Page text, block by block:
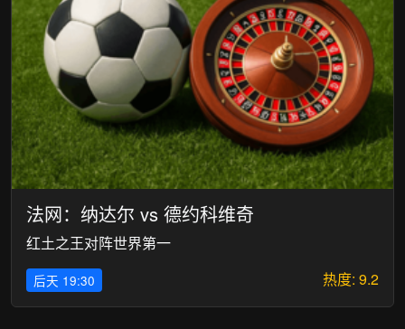
法网：纳达尔 vs 德约科维奇
红土之王对阵世界第一
后天 19:30 热度: 9.2